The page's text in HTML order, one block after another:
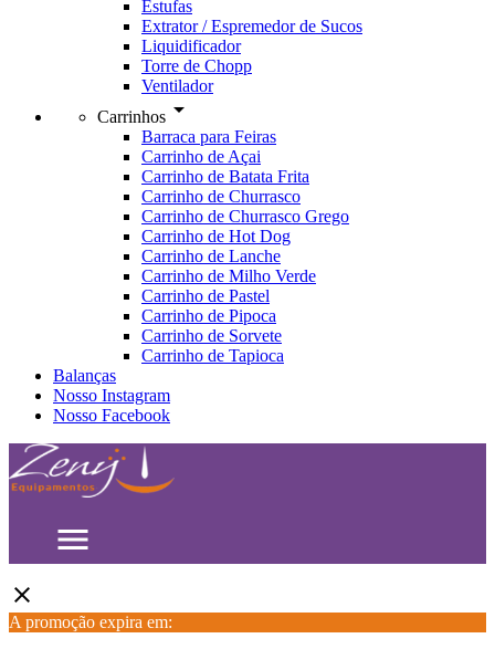
Estufas
Extrator / Espremedor de Sucos
Liquidificador
Torre de Chopp
Ventilador
Carrinhos arrow_drop_down
Barraca para Feiras
Carrinho de Açai
Carrinho de Batata Frita
Carrinho de Churrasco
Carrinho de Churrasco Grego
Carrinho de Hot Dog
Carrinho de Lanche
Carrinho de Milho Verde
Carrinho de Pastel
Carrinho de Pipoca
Carrinho de Sorvete
Carrinho de Tapioca
Balanças
Nosso Instagram
Nosso Facebook
menu
close
A promoção expira em: